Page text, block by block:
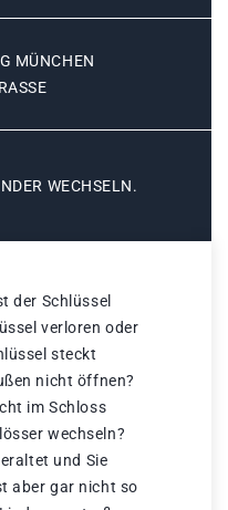
MÜNCHEN
WECHSELN.
der Schlüssel
verloren oder
steckt
nicht öffnen?
im Schloss
wechseln?
und Sie
aber gar nicht so